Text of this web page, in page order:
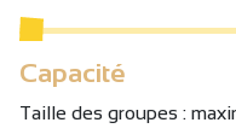
Capacité
Taille des groupes :